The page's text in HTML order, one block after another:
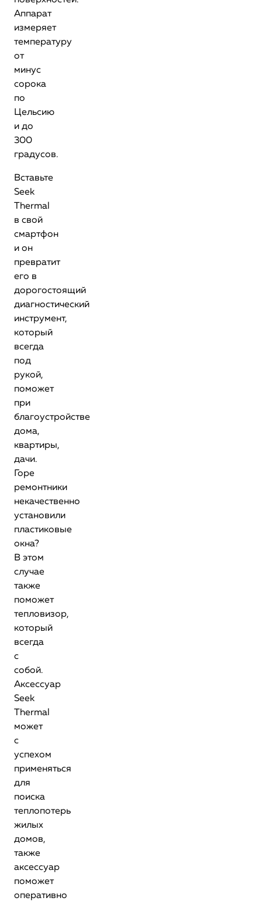
Аппарат
измеряет
температуру
от
минус
сорока
по
Цельсию
и до
300
градусов.
Вставьте
Seek
Thermal
в свой
смартфон
и он
превратит
его в
дорогостоящий
диагностический
инструмент,
который
всегда
под
рукой,
поможет
при
благоустройстве
дома,
квартиры,
дачи.
Горе
ремонтники
некачественно
установили
пластиковые
окна?
В этом
случае
также
поможет
тепловизор,
который
всегда
с
собой.
Аксессуар
Seek
Thermal
может
с
успехом
применяться
для
поиска
теплопотерь
жилых
домов,
также
аксессуар
поможет
оперативно